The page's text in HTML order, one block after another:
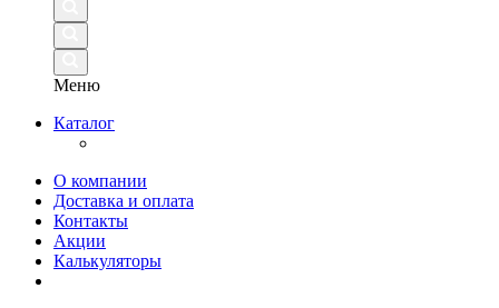
Меню
Каталог
О компании
Доставка и оплата
Контакты
Акции
Калькуляторы